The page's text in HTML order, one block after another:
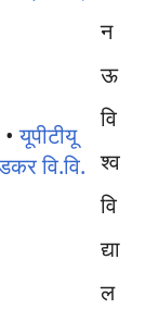
न
ऊ
वि
श्व
वि
द्या
ल
यूपीटीयू
वि.वि.